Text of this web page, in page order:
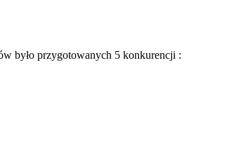
było przygotowanych 5 konkurencji :